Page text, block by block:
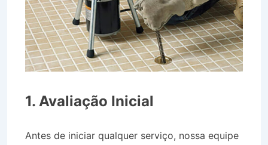
1. Avaliação Inicial
Antes de iniciar qualquer serviço, nossa equipe